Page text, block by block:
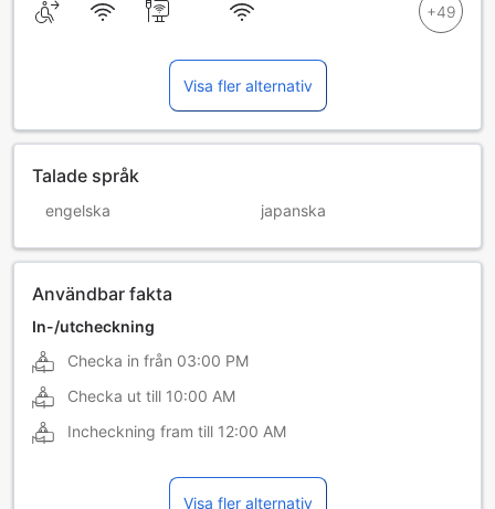
Visa fler alternativ
Talade språk
engelska japanska
Användbar fakta
In-/utcheckning
Checka in från 03:00 PM
Checka ut till 10:00 AM
Incheckning fram till 12:00 AM
Visa fler alternativ